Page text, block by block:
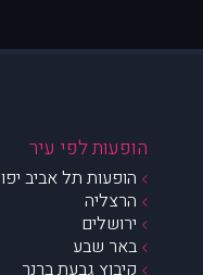
הופעות לפי עיר
הופעות תל אביב יפו
הרצליה
ירושלים
באר שבע
קיבוץ גבעת ברנר